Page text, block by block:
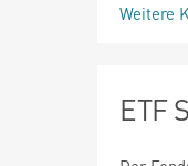
Weitere
ETF